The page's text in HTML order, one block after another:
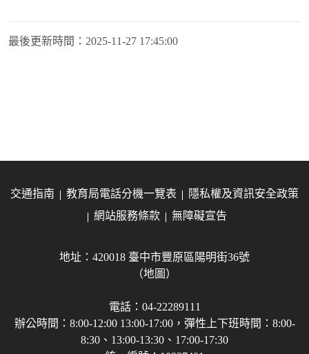
最後更新時間： 2025-11-27 17:45:00
交通指南 教育局電話分機一覽表
隱私權及資訊安全政策
網站服務條款
無障礙宣告
地址：420018 臺中市豐原區陽明街36號
（地圖）
電話：04-22289111
辦公時間：8:00-12:00 13:00-17:00，彈性上下班時間：8:00-
8:30、13:00-13:30、17:00-17:30